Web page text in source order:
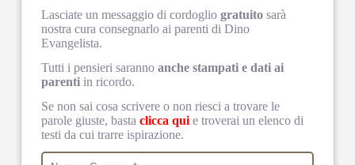
Lasciate un messaggio di cordogliogratuito sarà
nostra cura consegnarlo ai parenti di Dino
Evangelista.
Tutti i pensieri sarannoanche stampati e dati ai
parenti in ricordo.
Se non sai cosa scrivere o non riesci a trovare le
parole giuste, bastaclicca qui e troverai un elenco di
testi da cui trarre ispirazione.